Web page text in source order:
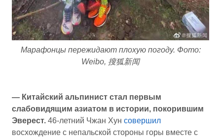
Марафонцы пережидают плохую погоду. Фото:
Weibo, 搜狐新闻
— Китайский альпинист стал первым
слабовидящим азиатом в истории, покорившим
Эверест. 46-летний Чжан Хун совершил
восхождение с непальской стороны горы вместе с